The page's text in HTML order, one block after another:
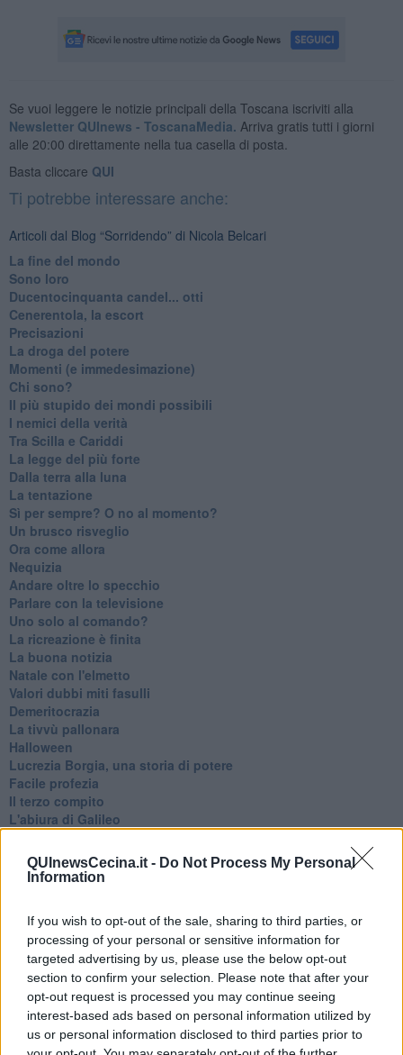
QUInewsCecina.it - Do Not Process My Personal
Information
If you wish to opt-out of the sale, sharing to third parties, or
processing of your personal or sensitive information for
targeted advertising by us, please use the below opt-out
section to confirm your selection. Please note that after your
opt-out request is processed you may continue seeing
interest-based ads based on personal information utilized by
us or personal information disclosed to third parties prior to
Se vuoi leggere le notizie principali della Toscana iscriviti alla
Newsletter QUInews - ToscanaMedia. Arriva gratis tutti i giorni
alle 20:00 direttamente nella tua casella di posta.
Basta cliccare QUI
Ti potrebbe interessare anche:
Articoli dal Blog “Sorridendo” di Nicola Belcari
La fine del mondo
Sono loro
Ducentocinquanta candel... otti
Cenerentola, la escort
Precisazioni
La droga del potere
Momenti (e immedesimazione)
Chi sono?
Il più stupido dei mondi possibili
I nemici della verità
Tra Scilla e Cariddi
La legge del più forte
Dalla terra alla luna
La tentazione
​Sì per sempre? O no al momento?
Un brusco risveglio
Ora come allora
Nequizia
Andare oltre lo specchio
Parlare con la televisione
Uno solo al comando?
La ricreazione è finita
La buona notizia
Natale con l'elmetto
Valori dubbi miti fasulli
Demeritocrazia
La tivvù pallonara
Halloween
​Lucrezia Borgia, una storia di potere
Facile profezia
Il terzo compito
L'abiura di Galileo
La guerricciola delle due rose
La truffa all'anziano
Diseducazione televisiva e inerzia della politica
Foto storica
Esequie solenni
Nostalgia del sangue blu
Teste calde
Non avere e non essere
Armiamoci e... avviatevi